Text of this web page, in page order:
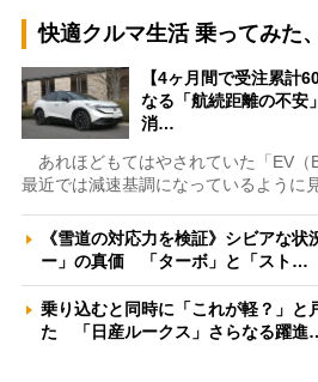
快適クルマ生活 乗ってみた
【4ヶ月間で受注累計
なる「航続距離の不安
消…
あれほどもてはやされていた「EV（
最近では減速基調になっているように
《雪道の対応力を検証》シビアな
ー」の真価 「ターボ」と「スト…
乗り込むと同時に「これが軽？」と
た 「日産ルークス」さらなる躍進